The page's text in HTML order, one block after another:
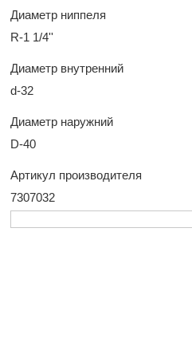
Диаметр ниппеля
R-1 1/4''
Диаметр внутренний
d-32
Диаметр наружний
D-40
Артикул производителя
7307032